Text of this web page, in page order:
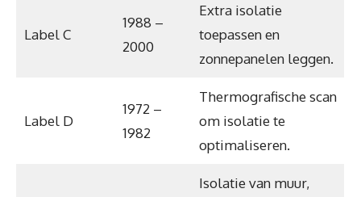
Label C
1988 –
2000
Extra isolatie
toepassen en
zonnepanelen leggen.
Label D
1972 –
1982
Thermografische scan
om isolatie te
optimaliseren.
Isolatie van muur,